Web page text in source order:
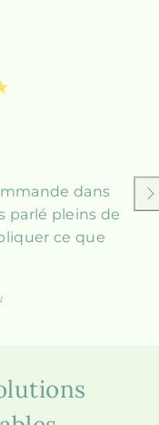
dans
parlé pleins de
ce que